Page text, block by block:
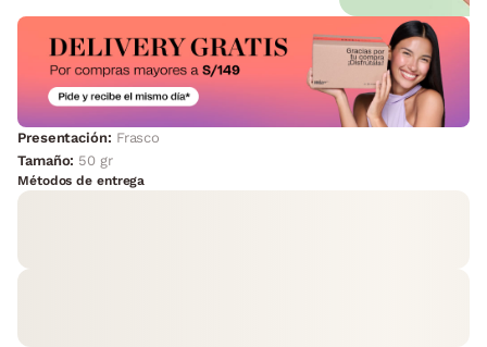
Presentación: Frasco
Tamaño: 50 gr
Métodos de entrega